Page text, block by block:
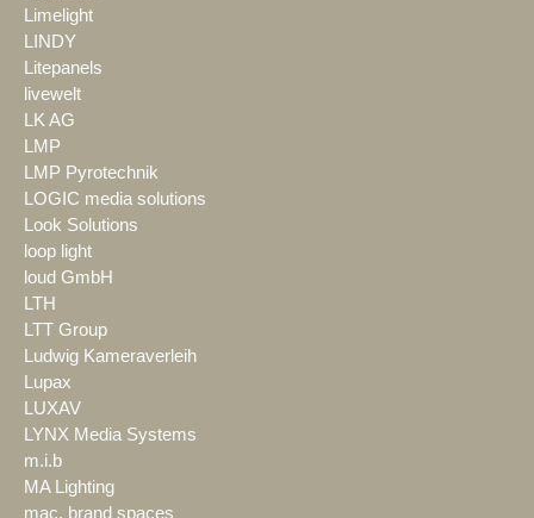
Limelight
LINDY
Litepanels
livewelt
LK AG
LMP
LMP Pyrotechnik
LOGIC media solutions
Look Solutions
loop light
loud GmbH
LTH
LTT Group
Ludwig Kameraverleih
Lupax
LUXAV
LYNX Media Systems
m.i.b
MA Lighting
mac. brand spaces